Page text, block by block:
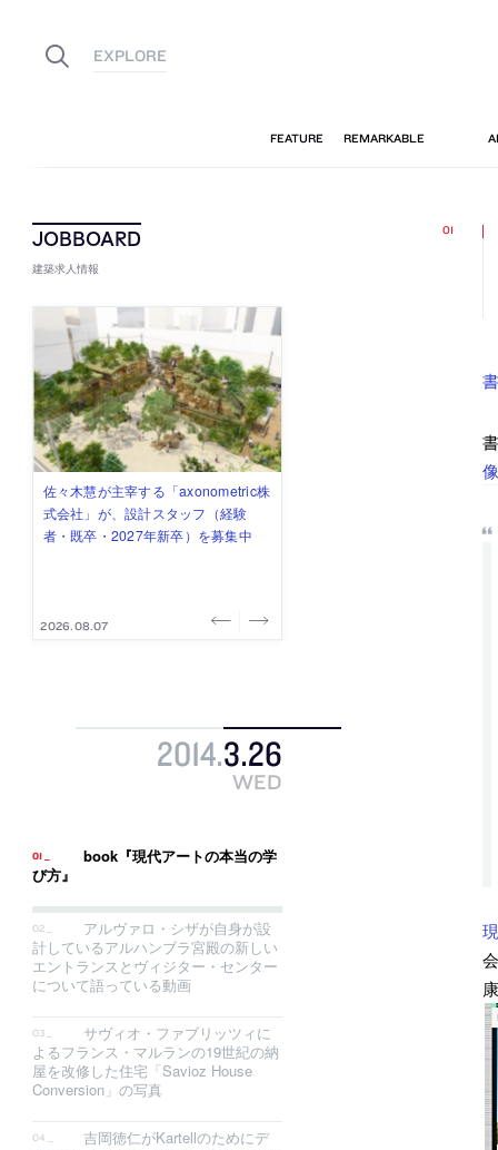
建築求人情報
佐々木慧が主宰する「axonometric株
式会社」が、設計スタッフ（経験
者・既卒・2027年新卒）を募集中
2026.08.07
古民家を軸に全国で“価値循環の仕組
み”を作り、リモートワーク主体の働
き方を実践する「株式会社つぎと」
2026.08.03
リノベる株式会社が、設計パートナ
ー (業務委託) を募集中
2026.08.03
社会への影響力のある建築を手掛
け、スタッフ同士で助け合う環境づ
くりも行う「E.A.S.T.architects」
2026.07.31
代官山を拠点に活動する「梅澤竜也 /
ALA INC.」が、設計スタッフ・アル
バイト・事務職を募集中
2026.07.30
2014.3.26
WED
book『現代アートの本当の学
び方』
アルヴァロ・シザが自身が設
計しているアルハンブラ宮殿の新しい
エントランスとヴィジター・センター
について語っている動画
サヴィオ・ファブリッツィに
よるフランス・マルランの19世紀の納
屋を改修した住宅「Savioz House
Conversion」の写真
吉岡徳仁がKartellのためにデ